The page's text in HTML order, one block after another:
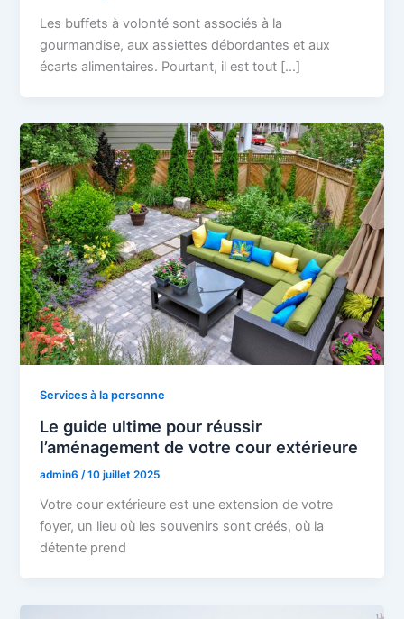
Les buffets à volonté sont associés à la
gourmandise, aux assiettes débordantes et aux
écarts alimentaires. Pourtant, il est tout […]
Services à la personne
Le guide ultime pour réussir
l’aménagement de votre cour extérieure
admin6/10 juillet 2025
Votre cour extérieure est une extension de votre
foyer, un lieu où les souvenirs sont créés, où la
détente prend